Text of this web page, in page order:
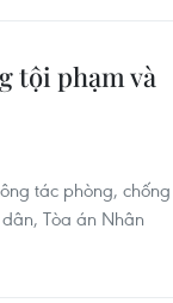
tội phạm và
tác phòng, chống
Tòa án Nhân